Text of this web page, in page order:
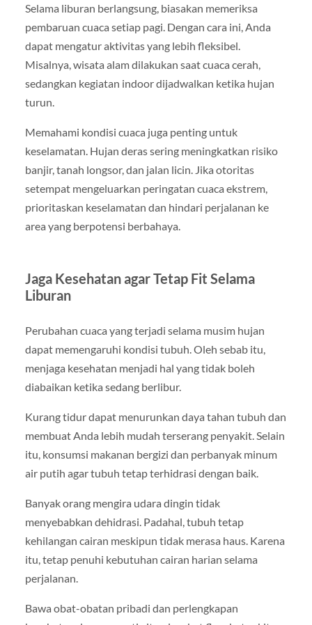
Selama liburan berlangsung, biasakan memeriksa
pembaruan cuaca setiap pagi. Dengan cara ini, Anda
dapat mengatur aktivitas yang lebih fleksibel.
Misalnya, wisata alam dilakukan saat cuaca cerah,
sedangkan kegiatan indoor dijadwalkan ketika hujan
turun.
Memahami kondisi cuaca juga penting untuk
keselamatan. Hujan deras sering meningkatkan risiko
banjir, tanah longsor, dan jalan licin. Jika otoritas
setempat mengeluarkan peringatan cuaca ekstrem,
prioritaskan keselamatan dan hindari perjalanan ke
area yang berpotensi berbahaya.
Jaga Kesehatan agar Tetap Fit Selama
Liburan
Perubahan cuaca yang terjadi selama musim hujan
dapat memengaruhi kondisi tubuh. Oleh sebab itu,
menjaga kesehatan menjadi hal yang tidak boleh
diabaikan ketika sedang berlibur.
Kurang tidur dapat menurunkan daya tahan tubuh dan
membuat Anda lebih mudah terserang penyakit. Selain
itu, konsumsi makanan bergizi dan perbanyak minum
air putih agar tubuh tetap terhidrasi dengan baik.
Banyak orang mengira udara dingin tidak
menyebabkan dehidrasi. Padahal, tubuh tetap
kehilangan cairan meskipun tidak merasa haus. Karena
itu, tetap penuhi kebutuhan cairan harian selama
perjalanan.
Bawa obat-obatan pribadi dan perlengkapan